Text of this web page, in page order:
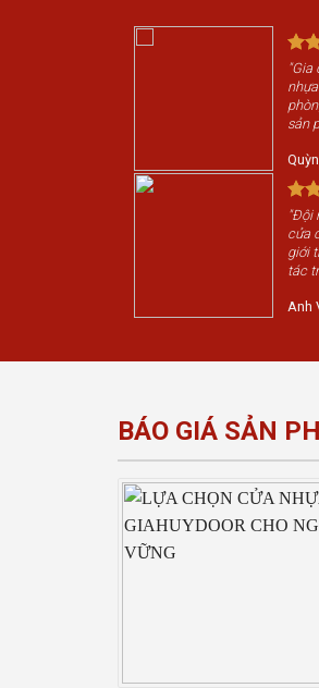
"Gia
sản
"Đội
cửa
giới
tác
Anh
BÁO GIÁ SẢN